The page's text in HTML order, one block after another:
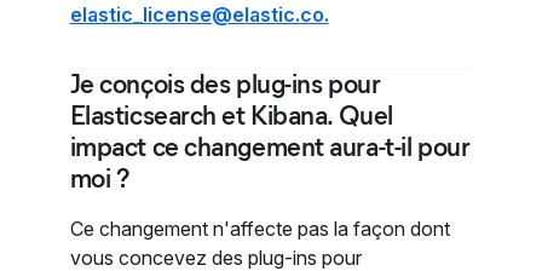
elastic_license@elastic.co.
Je conçois des plug-ins pour
Elasticsearch et Kibana. Quel
impact ce changement aura-t-il pour
moi ?
Ce changement n'affecte pas la façon dont
vous concevez des plug-ins pour